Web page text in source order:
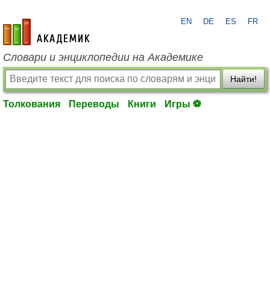
academic.ru
EN DE ES FR
Словари и энциклопедии на Академике
Найти!
Толкования Переводы Книги Игры ⚽